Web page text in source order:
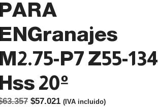
PARA
ENGranajes
M2.75-P7 Z55-134
Hss 20º
63.357 El
$57.021El(IVA incluido)